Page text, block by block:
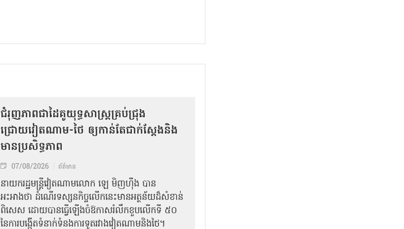
ជំរុញភាពជាដៃគូយុទ្ធសាស្ត្រគ្រប់ជ្រុង
ជ្រោយវៀតណាម-ថៃ ឲ្យកាន់តែជាក់ស្ដែងនិង
មានប្រសិទ្ធភាព
07/08/2026 ព័ត៌មាន
នាយករដ្ឋមន្ត្រីវៀតណាមលោក ឡេ មិញហ៊ឹង បាន
អះអាងថា ដំណើរទស្សនកិច្ចលើកនេះមានអត្ថន័យដ៏សំខាន់
ពិសេស ដោយបានធ្វើឡើងចំឱកាសរំលឹកខួបលើកទី ៥០
នៃការបង្កើតទំនាក់ទំនងការទូតរវាងវៀតណាមនិងថៃ។